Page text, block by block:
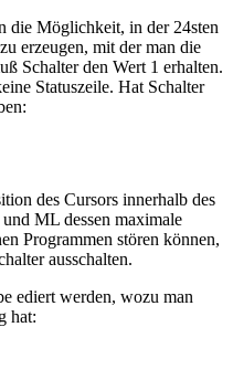
die Möglichkeit, in der 24sten
erzeugen, mit der man die
Schalter den Wert 1 erhalten.
Statuszeile. Hat Schalter
des Cursors innerhalb des
ML dessen maximale
Programmen stören können,
ausschalten.
ediert werden, wozu man
hat: